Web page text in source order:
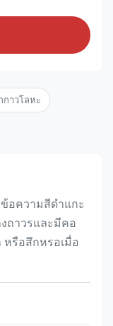
กาวโลหะ
อความสีดำแกะ
ถาวรและมีคอ
หรือสึกหรอเมื่อ